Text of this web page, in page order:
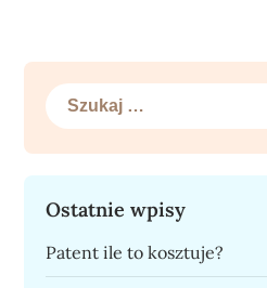
Szukaj:
Ostatnie wpisy
Patent ile to kosztuje?